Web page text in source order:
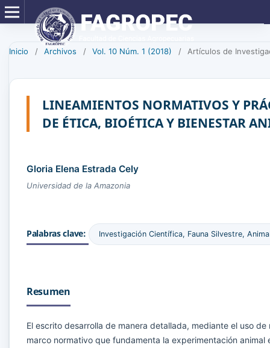
Inicio / Archivos / Vol. 10 Núm. 1 (2018) / Artículos de
LINEAMIENTOS NORMATIVOS Y
DE ÉTICA, BIOÉTICA Y BIENESTAR
Gloria Elena Estrada Cely
Universidad de la Amazonia
Palabras clave: Investigación Científica, Fauna Silvestre,
Resumen
El escrito desarrolla de manera detallada, mediante el uso
marco normativo que fundamenta la experimentación